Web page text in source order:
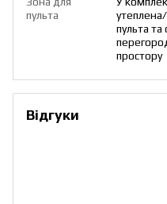
пульта
пульта та
простору
Відгуки